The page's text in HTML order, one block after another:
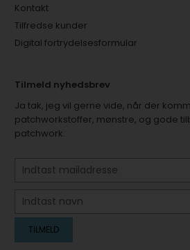
Kontakt
Tilfredse kunder
Digital fortrydelsesformular
Tilmeld nyhedsbrev
Ja tak, jeg vil gerne vide, når der
patchworkstoffer, mønstre, og gode
patchwork.